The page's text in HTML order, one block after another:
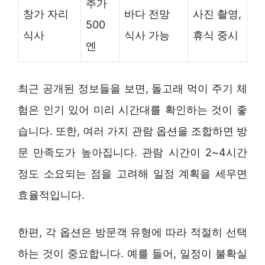
창가 자리
식사
추가
500
엔
바다 전망
식사 가능
사진 촬영,
휴식 중시
최근 공개된 정보들을 보면, 돌고래 먹이 주기 체
험은 인기 있어 미리 시간대를 확인하는 것이 좋
습니다. 또한, 여러 가지 관람 옵션을 조합하면 방
문 만족도가 높아집니다. 관람 시간이 2~4시간
정도 소요되는 점을 고려해 일정 계획을 세우면
효율적입니다.
한편, 각 옵션은 방문객 유형에 따라 적절히 선택
하는 것이 중요합니다. 예를 들어, 일정이 불확실